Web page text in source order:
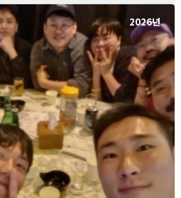
2026년